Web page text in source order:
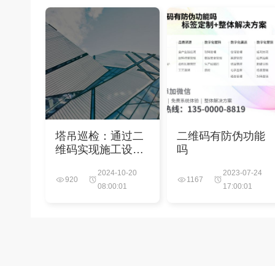
塔吊巡检：通过二
维码实现施工设备
920
2024-10-20
08:00:01
二维码有防伪功能
吗
1167
2023-07-24
17:00:01